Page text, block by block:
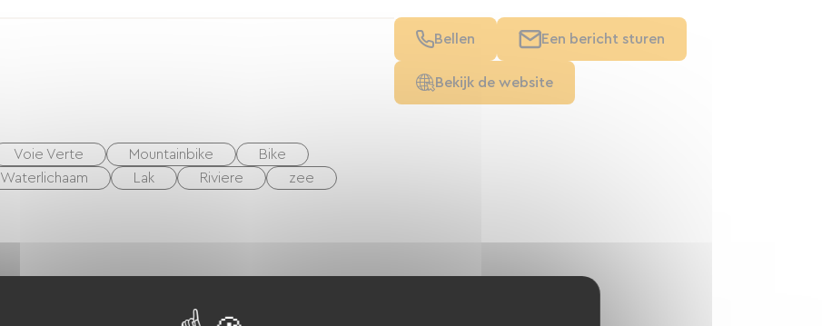
Voie Verte Mountainbike
Bike
Waterlichaam Lak Riviere zee
Bellen Een bericht sturen
Bekijk de website